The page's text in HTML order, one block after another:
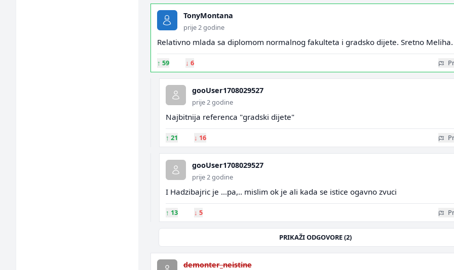
TonyMontana
prije 2 godine
Relativno mlada sa diplomom normalnog fakulteta i gradsko dijete. Sretno Meliha.
↑ 59 ↓ 6
gooUser1708029527
prije 2 godine
Najbitnija referenca "gradski dijete"
↑ 21 ↓ 16
gooUser1708029527
prije 2 godine
I Hadzibajric je ...pa,.. mislim ok je ali kada se istice ogavno zvuci
↑ 13 ↓ 5
PRIKAŽI ODGOVORE (2)
demonter_neistine